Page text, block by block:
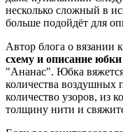
несколько сложный в
больше подойдёт для
Автор блога о вязании
схему и описание
"Ананас". Юбка
количества воздушных
количество узоров, из
толщину нити и